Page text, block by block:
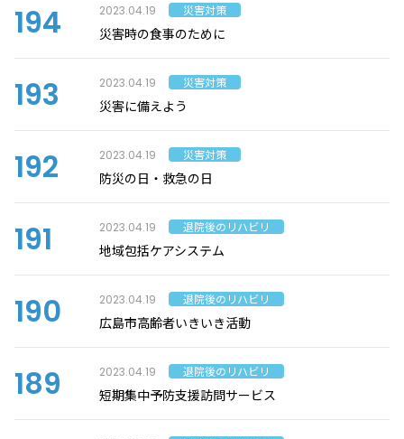
194 2023.04.19 災害対策
災害時の食事のために
193 2023.04.19 災害対策
災害に備えよう
192 2023.04.19 災害対策
防災の日・救急の日
191 2023.04.19 退院後のリハビリ
地域包括ケアシステム
190 2023.04.19 退院後のリハビリ
広島市高齢者いきいき活動
189 2023.04.19 退院後のリハビリ
短期集中予防支援訪問サービス